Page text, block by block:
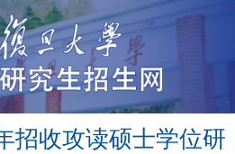
招收攻读硕士学位研